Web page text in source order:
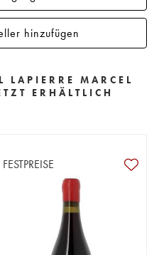
hinzufügen
LAPIERRE MARCEL
ERHÄLTLICH
FESTPREISE